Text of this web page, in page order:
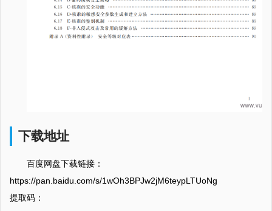
下载地址
百度网盘下载链接：
https://pan.baidu.com/s/1wOh3BPJw2jM6teypLTUoNg
提取码：